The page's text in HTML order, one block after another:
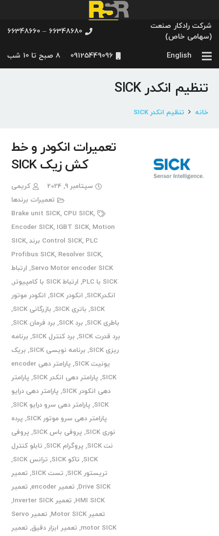
شرکت رادکار صنعت
(سهامی خاص)
66348680 – 66348660
English
09125449096 8 صبح تا 10 شب
تنظیم انکدر SICK
خانه تنظیم انکدر SICK
تعمیرات انکودر و خط
کش زیک SICK
سپتامبر 9, 2024
کریمی
تعمیرات برندها
Brake unit SICK, CPU SICK,
Encoder SICK, IGBT SICK, Motion
Control SICK, PLC برند SICK
,
Profibus SICK, Resolver SICK,
Servo Motor encoder SICK
, ارتباط
SICK با PLC
, ارتباط SICK با کامپیوتر
,
انکدرSICK
, انکودر SICK , انکودر موتور
SICK
, باتری SICK , بازرگانی SICK
,
باطری SICK
, برد SICK , برد فرمان SICK
,
برد قدرت SICK
, برد کنترل SICK , برنامه
ریزی SICK
, برنامه نویسی SICK , بریک
یونیت SICK
,
پارامتر دهی encoder
SICK
, پارامتر دهی انکدر SICK , پارامتر
دهی انکودر SICK
, پارامتر دهی درایو
SICK
, پارامتر دهی سرو درایو SICK
,
پارامتر دهی سرو موتور SICK
, پرده
نوری SICK
, پروفی باس SICK , پروفی
نت SICK
, پروگرام SICK , تابلو کنترل
SICK
, تاکو SICK , ترانس SICK
,
تریستور SICK
, تست SICK , تعمیر
Drive SICK
, تعمیر encoder , تعمیر
HMI SICK
, تعمیر Inverter SICK
,
تعمیر Motor SICK
,
تعمیر Servo
motor SICK
, تعمیر ابزار دقیق, تعمیر